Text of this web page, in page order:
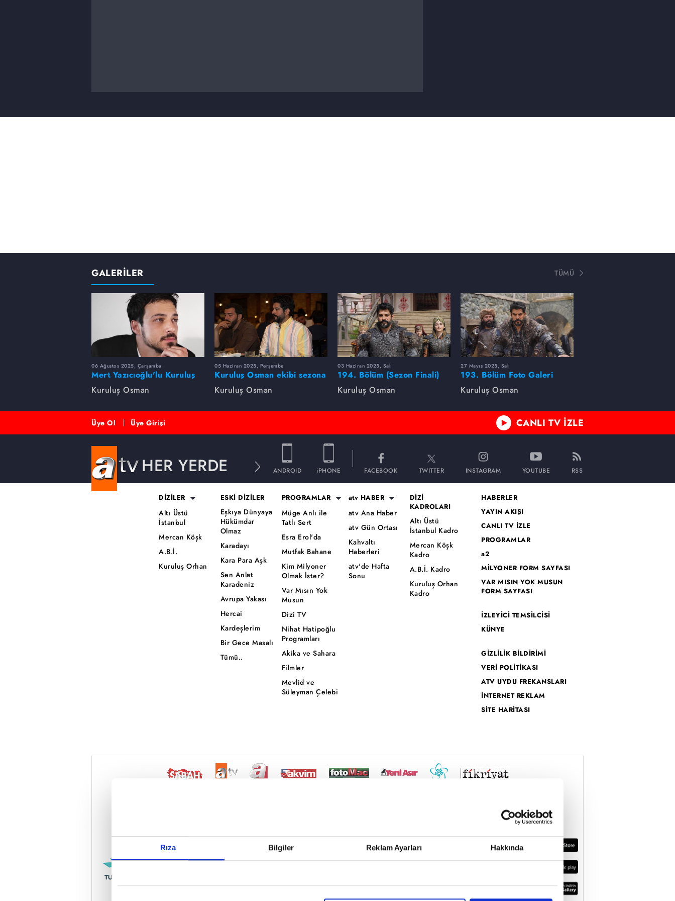
Rıza Bilgiler Reklam Ayarları Hakkında
Reddet
GALERİLER TÜMÜ
06 Ağustos 2025, Çarşamba
Mert Yazıcıoğlu'lu Kuruluş
dizisinin oyuncu kadrosunda
kimler var?
Kuruluş Osman
05 Haziran 2025, Perşembe
Kuruluş Osman ekibi sezona
birlikte veda etti
Kuruluş Osman
03 Haziran 2025, Salı
194. Bölüm (Sezon Finali)
Foto Galeri
Kuruluş Osman
27 Mayıs 2025, Salı
193. Bölüm Foto Galeri
Kuruluş Osman
Üye Ol Üye Girişi CANLI TV İZLE
HER YERDE ANDROID iPHONE FACEBOOK TWITTER INSTAGRAM YOUTUBE RSS
DİZİLER
Altı Üstü
İstanbul
Mercan Köşk
A.B.İ.
Kuruluş Orhan
ESKİ DİZİLER
Eşkıya Dünyaya
Hükümdar
Olmaz
Karadayı
Kara Para Aşk
Sen Anlat
Karadeniz
Avrupa Yakası
Hercai
Kardeşlerim
Bir Gece Masalı
Tümü..
PROGRAMLAR
Müge Anlı ile
Tatlı Sert
Esra Erol'da
Mutfak Bahane
Kim Milyoner
Olmak İster?
Var Mısın Yok
Musun
Dizi TV
Nihat Hatipoğlu
Programları
Akika ve Sahara
Filmler
Mevlid ve
Süleyman Çelebi
atv HABER
atv Ana Haber
atv Gün Ortası
Kahvaltı
Haberleri
atv'de Hafta
Sonu
DİZİ
KADROLARI
Altı Üstü
İstanbul Kadro
Mercan Köşk
Kadro
A.B.İ. Kadro
Kuruluş Orhan
Kadro
HABERLER
YAYIN AKIŞI
CANLI TV İZLE
PROGRAMLAR
a2
MİLYONER FORM SAYFASI
VAR MISIN YOK MUSUN
FORM SAYFASI
İZLEYİCİ TEMSİLCİSİ
KÜNYE
GİZLİLİK BİLDİRİMİ
VERİ POLİTİKASI
ATV UYDU FREKANSLARI
İNTERNET REKLAM
SİTE HARİTASI